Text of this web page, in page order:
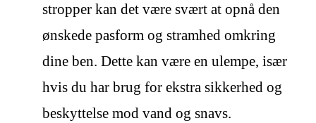
stropper kan det være svært at opnå den
ønskede pasform og stramhed omkring
dine ben. Dette kan være en ulempe, især
hvis du har brug for ekstra sikkerhed og
beskyttelse mod vand og snavs.